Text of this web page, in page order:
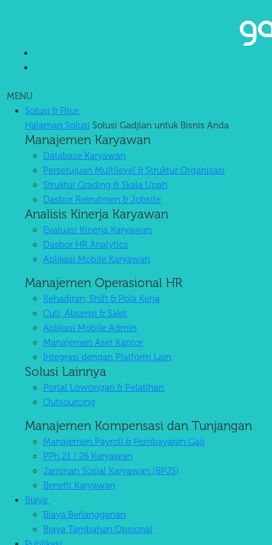
MENU
Solusi & Fitur
Halaman Solusi Solusi Gadjian untuk Bisnis Anda
Manajemen Karyawan
Database Karyawan
Persetujuan Multilevel & Struktur Organisasi
Struktur Grading & Skala Upah
Dasbor Rekrutmen & Jobsite
Analisis Kinerja Karyawan
Evaluasi Kinerja Karyawan
Dasbor HR Analytics
Aplikasi Mobile Karyawan
Manajemen Operasional HR
Kehadiran, Shift & Pola Kerja
Cuti, Absensi & Sakit
Aplikasi Mobile Admin
Manajemen Aset Kantor
Integrasi dengan Platform Lain
Solusi Lainnya
Portal Lowongan & Pelatihan
Outsourcing
Manajemen Kompensasi dan Tunjangan
Manajemen Payroll & Pembayaran Gaji
PPh 21 / 26 Karyawan
Jaminan Sosial Karyawan (BPJS)
Benefit Karyawan
Biaya
Biaya Berlangganan
Biaya Tambahan Opsional
Software HRIS + AI untuk
Operasional HR Optimal
Kami bantu Anda kelola payroll, PPh 21, BPJS, absensi, cuti, hingga
KPI karyawan. Akurat, tanpa ribet.
Kehandalan yang Tinggi